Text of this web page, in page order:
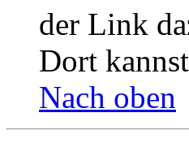
der Link
Dort
Nach oben